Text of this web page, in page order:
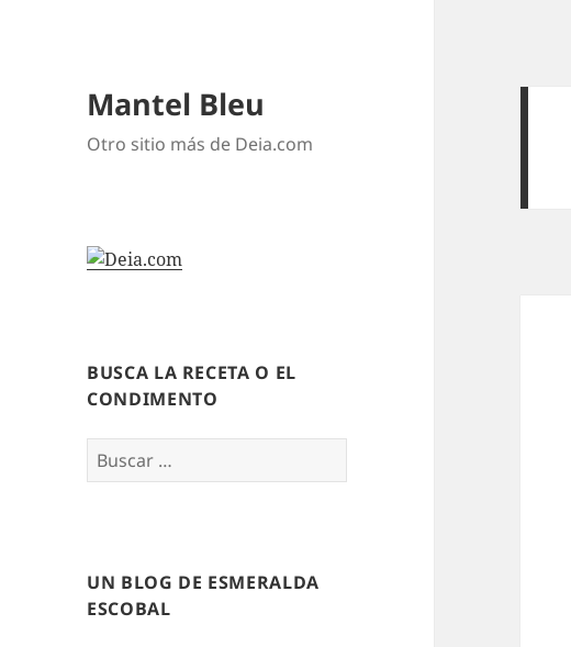
Mantel Bleu
Otro sitio más de Deia.com
BUSCA LA RECETA O EL
CONDIMENTO
Buscar:
UN BLOG DE ESMERALDA
ESCOBAL